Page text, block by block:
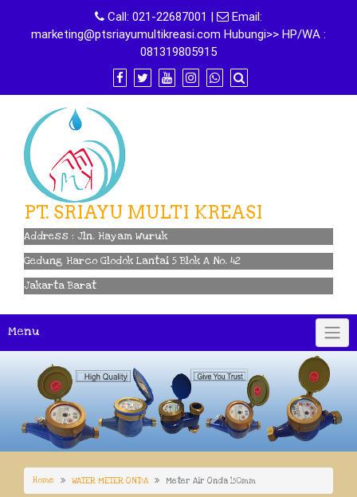
content
Call: 021-22687001 |
Email:
marketing@ptsriayumultikreasi.com Hubungi>> HP/WA :
081319805915
PT. SRIAYU MULTI KREASI
Address : Jln. Hayam Wuruk
Gedung Harco Glodok Lantai 5 Blok A No. 42
Jakarta Barat
Menu
Home WATER METER ONDA Meter Air Onda 150mm